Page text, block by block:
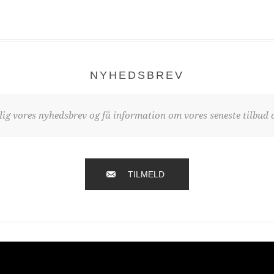
NYHEDSBREV
vores nyhedsbrev og få information om vores seneste tilbud
TILMELD